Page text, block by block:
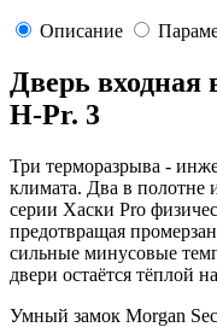
Описание
Дверь входная
H-Pr. 3
Три терморазрыва -
климата. Два в полотне
серии Хаски Pro
предотвращая
сильные минусовые
двери остаётся тёплой
Умный замок Morgan